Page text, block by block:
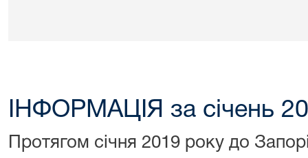
ІНФОРМАЦІЯ за січень
Протягом січня 2019 року до